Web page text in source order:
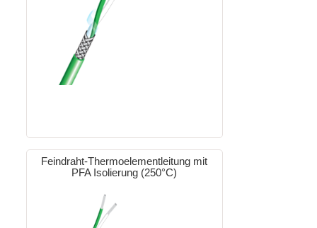
Feindraht-Thermoelementleitung mit
PFA Isolierung (250°C)